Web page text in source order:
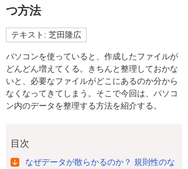
つ方法
テキスト: 芝田隆広
パソコンを使っていると、作成したファイルが
どんどん増えてくる。きちんと整理しておかな
いと、必要なファイルがどこにあるのか分から
なくなってきてしまう。そこで今回は、パソコ
ン内のデータを整理する方法を紹介する。
目次
なぜデータが散らかるのか？ 規則性のな